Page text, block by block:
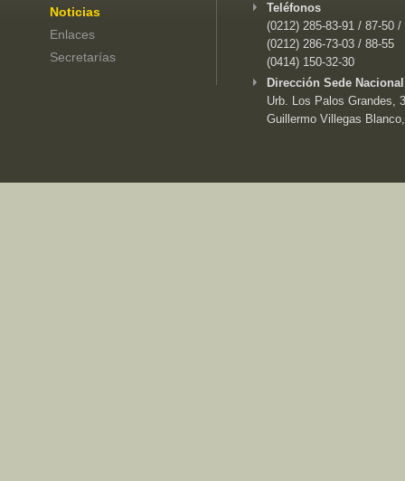
Noticias
Enlaces
Secretarías
Teléfonos
(0212) 285-83-91 / 87-50 /
(0212) 286-73-03 / 88-55
(0414) 150-32-30
Dirección Sede
Urb. Los Palos Grandes,
Guillermo Villegas